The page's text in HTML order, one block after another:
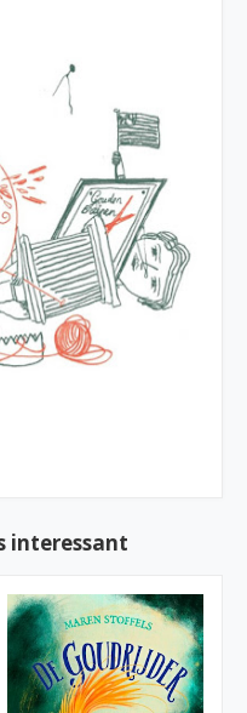
interessant